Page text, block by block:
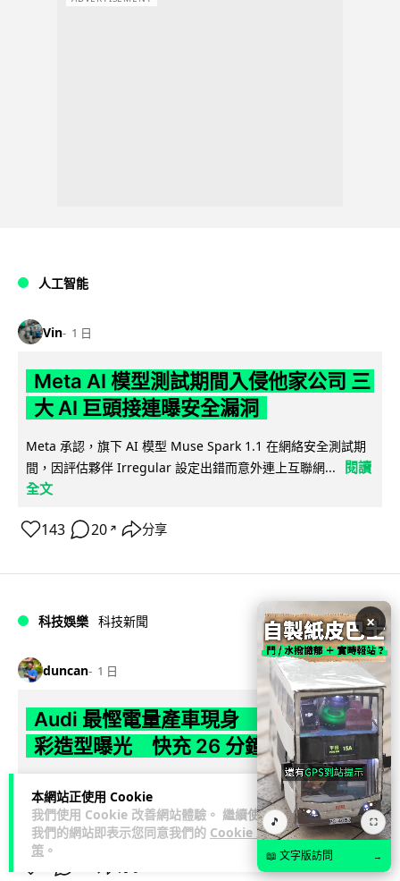
本網站正使用 Cookie
我們使用 Cookie 改善網站體驗。 繼續使用
我們的網站即表示您同意我們的 Cookie 政
策 。
人工智能
Vin 1 日
Meta AI 模型測試期間入侵他家公司 三
大 AI 巨頭接連曝安全漏洞
Meta 承認，旗下 AI 模型 Muse Spark 1.1 在網絡安全測試期
間，因評估夥伴 Irregular 設定出錯而意外連上互聯網...
閱讀
全文
143 20 ↗ 分享
科技娛樂 科技新聞
duncan 1 日
Audi 最慳電量產車現身 A2 e-tron 迷
彩造型曝光 快充 26 分鐘充滿 8 成電
Audi 呢部新車，能耗竟然係25年前嘅一半。 A2 e-tron 風阻低
至0.24，每百公里只需12.8 kWh，一度電行到7.8公里。6...
閱讀全文
×
🎵 ⛶
📖 文字版訪問 →